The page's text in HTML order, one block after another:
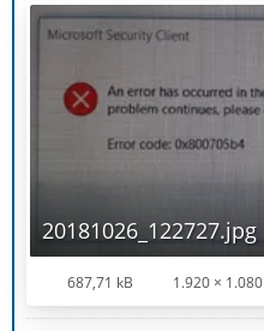
20181026_122727.jpg
687,71 kB 1.920 × 1.080